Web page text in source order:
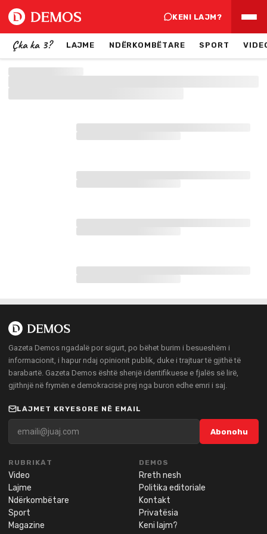
KENI LAJM?
Çka ka 3? LAJME NDËRKOMBËTARE SPORT
Gazeta Demos ngadalë por sigurt, po bëhet burim i besueshëm i
informacionit, i hapur ndaj opinionit publik, duke i trajtuar të gjithë të
barabartë. Gazeta Demos është shenjë identifikuese e fjalës së lirë,
gjithnjë në frymën e demokracisë prej nga buron edhe emri i saj.
LAJMET KRYESORE NË EMAIL
Abonohu
RUBRIKAT
Video
Lajme
Ndërkombëtare
Sport
Magazine
DEMOS
Rreth nesh
Politika editoriale
Kontakt
Privatësia
Keni lajm?